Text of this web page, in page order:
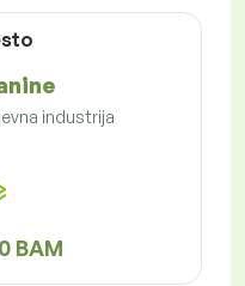
industrija
BAM